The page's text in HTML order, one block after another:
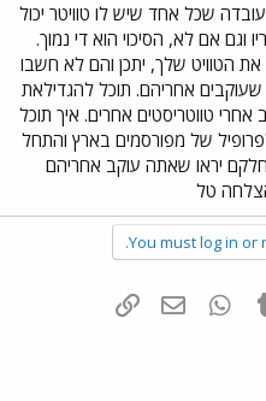
שכל אחד שיש לו טוויטר יכול
וגם אם לא, הסיכוי הוא די נמוך.
הטוויט שלך, יתכן והם לא חשבו
אחריהם. תוכל להגדילאת
טווטריסטים אחרים. איך תוכל
של מפורסמים בארץ והתחל
יראו שאתה עוקב אחריהם
טל
You must log in or
Tumblr
WhatsAppדואר אלקטרוני